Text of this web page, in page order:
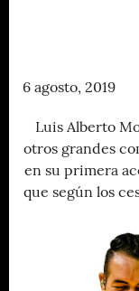
6 agosto, 2019
Luis Alberto
otros grandes
en su primera
que según los